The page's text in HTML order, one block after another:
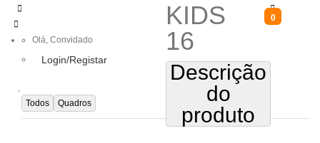
0
Olá, Convidado
Login/Registar
Todos Quadros
Não há nenhum item na lista de
KIDS
16
Descrição
do
produto